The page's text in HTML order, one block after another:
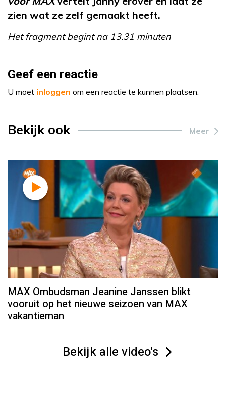
zien wat ze zelf gemaakt heeft.
Het fragment begint na 13.31 minuten
Geef een reactie
U moet inloggen om een reactie te kunnen plaatsen.
Bekijk ook Meer
MAX Ombudsman Jeanine Janssen blikt
vooruit op het nieuwe seizoen van MAX
vakantieman
Bekijk alle video's